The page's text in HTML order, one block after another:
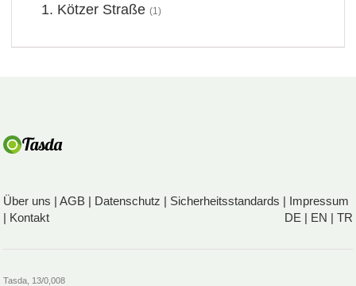
Kötzer Straße (1)
Über uns |AGB Datenschutz Sicherheitsstandards
Impressum
Kontakt DE| EN TR
Tasda, 13/0,008